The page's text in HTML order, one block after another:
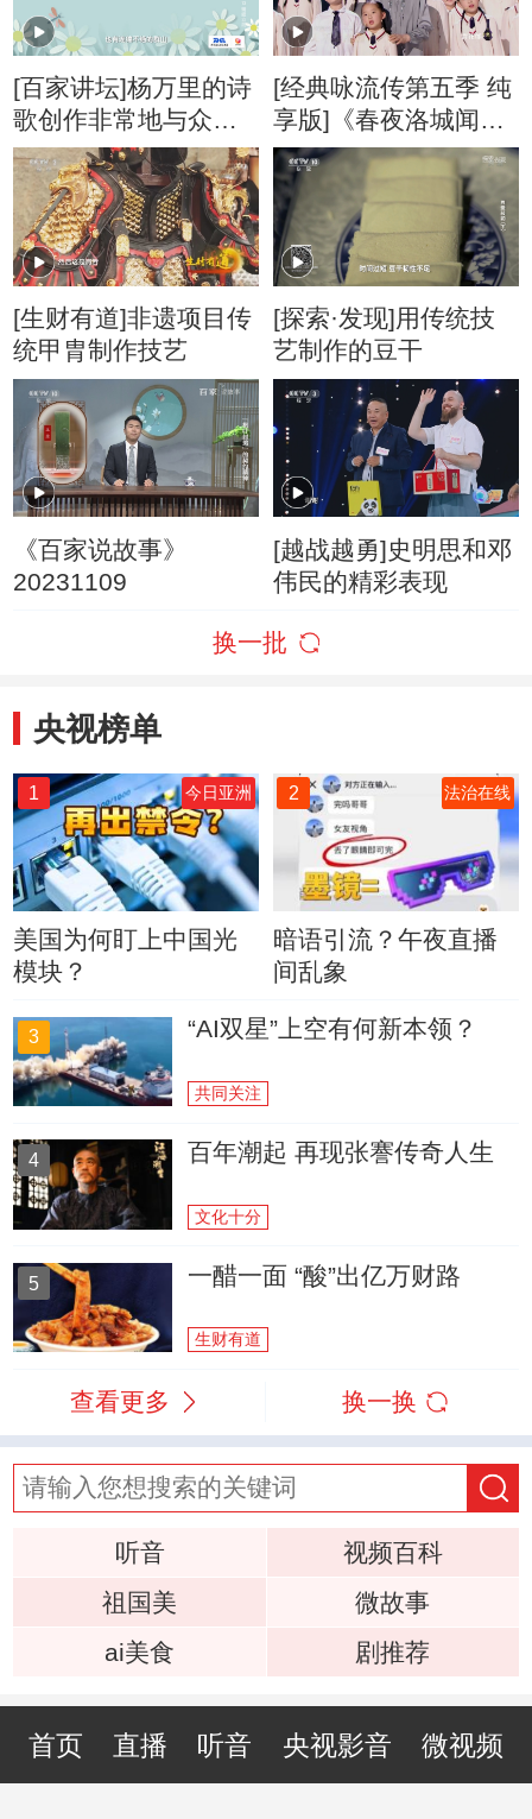
[百家讲坛]杨万里的诗
歌创作非常地与众不
同
[经典咏流传第五季 纯
享版]《春夜洛城闻
笛》 演唱：邓小岚 马
兰花儿童声合唱团
[生财有道]非遗项目传
统甲胄制作技艺
[探索·发现]用传统技
艺制作的豆干
《百家说故事》
20231109
[越战越勇]史明思和邓
伟民的精彩表现
换一批
央视榜单
1 今日亚洲
美国为何盯上中国光
模块？
2 法治在线
暗语引流？午夜直播
间乱象
3 “AI双星”上空有何新本领？
共同关注
4 百年潮起 再现张謇传奇人生
文化十分
5 一醋一面 “酸”出亿万财路
生财有道
查看更多 换一换
听音
视频百科
祖国美
微故事
ai美食
剧推荐
首页 直播 听音 央视影音 微视频